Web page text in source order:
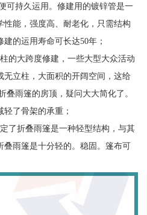
可持久运用。修建用的镀锌管是一
能，强度高、耐老化，只需结构
的运用寿命可长达50年；
的大跨度修建，一些大型大众活动
立柱，大面积的开阔空间，这给
雨篷的房顶，疑问大大简化了。
了骨架的承重；
了折叠雨篷是一种轻型结构，与其
雨篷是十分轻的。稳固。篷布可